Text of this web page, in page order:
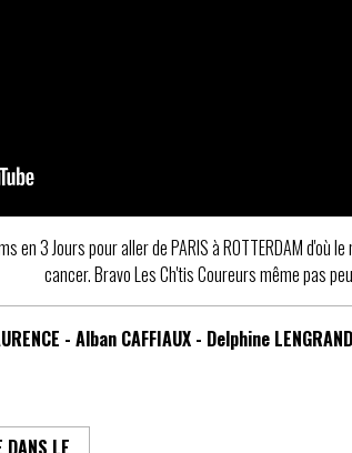
en 3 Jours pour aller de PARIS à ROTTERDAM d'où
cancer. Bravo Les Ch'tis Coureurs même pas
- Alban CAFFIAUX - Delphine